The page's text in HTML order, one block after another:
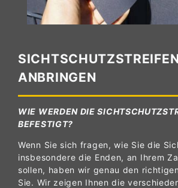
ANBRINGEN
WIE WERDEN DIE
BEFESTIGT?
Wenn Sie sich fragen, wie Sie die
insbesondere die Enden, an Ihrem
sollen, haben wir genau den
Sie. Wir zeigen Ihnen die